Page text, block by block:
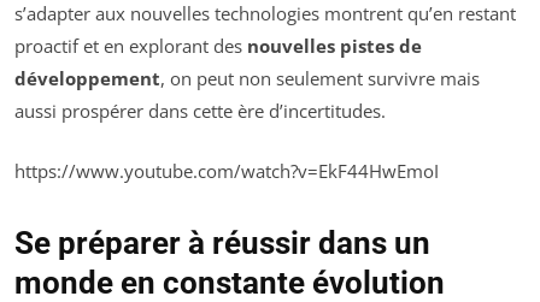
s’adapter aux nouvelles technologies montrent qu’en restant
proactif et en explorant des nouvelles pistes de
développement, on peut non seulement survivre mais
aussi prospérer dans cette ère d’incertitudes.
https://www.youtube.com/watch?v=EkF44HwEmoI
Se préparer à réussir dans un
monde en constante évolution